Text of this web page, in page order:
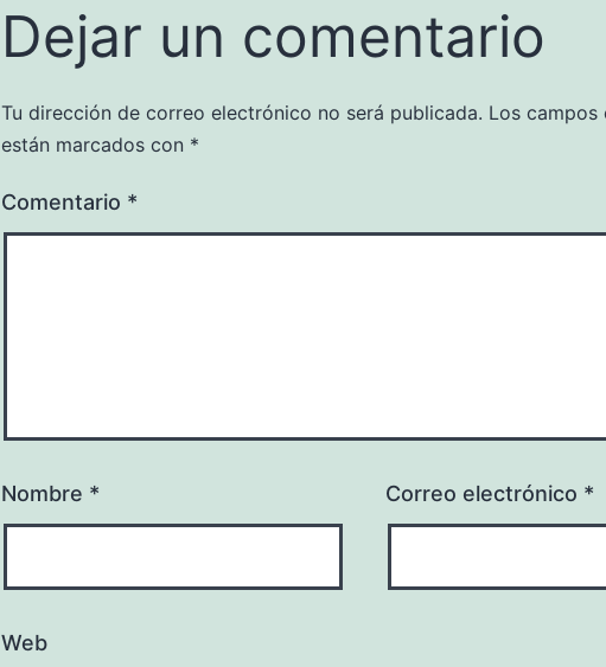
Dejar un comentario
Tu dirección de correo electrónico no será publicada. Los
están marcados con *
Comentario *
Nombre * Correo electrónico *
Web